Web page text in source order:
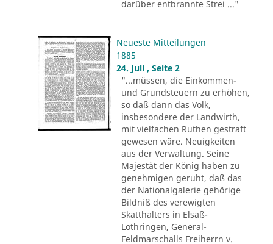
darüber entbrannte Strei ..."
Neueste Mitteilungen
1885
24. Juli , Seite 2
"...müssen, die Einkommen-
und Grundsteuern zu erhöhen,
so daß dann das Volk,
insbesondere der Landwirth,
mit vielfachen Ruthen gestraft
gewesen wäre. Neuigkeiten
aus der Verwaltung. Seine
Majestät der König haben zu
genehmigen geruht, daß das
der Nationalgalerie gehörige
Bildniß des verewigten
Skatthalters in Elsaß-
Lothringen, General-
Feldmarschalls Freiherrn v.